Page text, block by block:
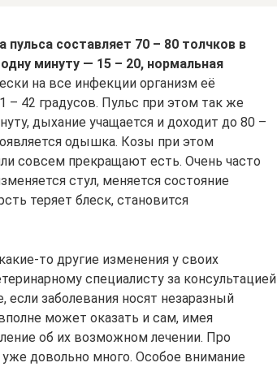
пульса составляет 70 – 80 толчков в
минуту — 15 – 20, нормальная
на все инфекции организм её
42 градусов. Пульс при этом так же
дыхание учащается и доходит до 80 –
одышка. Козы при этом
совсем прекращают есть. Очень часто
стул, меняется состояние
теряет блеск, становится
то другие изменения у своих
специалисту за консультацией
заболевания носят незаразный
может оказать и сам, имея
об их возможном лечении. Про
уже довольно много. Особое внимание